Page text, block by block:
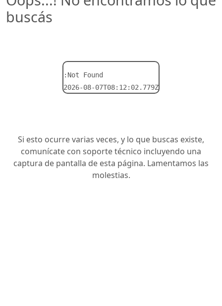
buscás
:Not Found
2026-08-07T08:12:02.779Z
Si esto ocurre varias veces, y lo que buscas existe,
comunícate con soporte técnico incluyendo una
captura de pantalla de esta página. Lamentamos las
molestias.